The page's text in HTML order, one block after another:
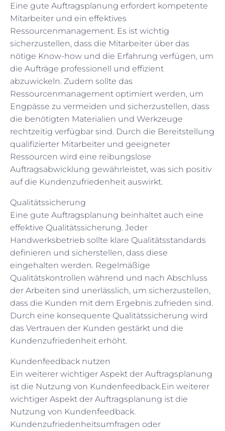
Eine gute Auftragsplanung erfordert kompetente
Mitarbeiter und ein effektives
Ressourcenmanagement. Es ist wichtig
sicherzustellen, dass die Mitarbeiter über das
nötige Know-how und die Erfahrung verfügen, um
die Aufträge professionell und effizient
abzuwickeln. Zudem sollte das
Ressourcenmanagement optimiert werden, um
Engpässe zu vermeiden und sicherzustellen, dass
die benötigten Materialien und Werkzeuge
rechtzeitig verfügbar sind. Durch die Bereitstellung
qualifizierter Mitarbeiter und geeigneter
Ressourcen wird eine reibungslose
Auftragsabwicklung gewährleistet, was sich positiv
auf die Kundenzufriedenheit auswirkt.
Qualitätssicherung
Eine gute Auftragsplanung beinhaltet auch eine
effektive Qualitätssicherung. Jeder
Handwerksbetrieb sollte klare Qualitätsstandards
definieren und sicherstellen, dass diese
eingehalten werden. Regelmäßige
Qualitätskontrollen während und nach Abschluss
der Arbeiten sind unerlässlich, um sicherzustellen,
dass die Kunden mit dem Ergebnis zufrieden sind.
Durch eine konsequente Qualitätssicherung wird
das Vertrauen der Kunden gestärkt und die
Kundenzufriedenheit erhöht.
Kundenfeedback nutzen
Ein weiterer wichtiger Aspekt der Auftragsplanung
ist die Nutzung von Kundenfeedback.Ein weiterer
wichtiger Aspekt der Auftragsplanung ist die
Nutzung von Kundenfeedback.
Kundenzufriedenheitsumfragen oder